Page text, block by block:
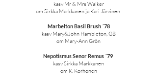
kasv Mr & Mrs Walker
om Sirkka Markkanen ja Kari Järvinen
Marbelton Basil Brush ´78
kasv Mary&John Hambleton, GB
om Mary-Ann Grön
Nepotismus Senor Remus ´79
kasv Sirkka Markkanen
om K. Korhonen